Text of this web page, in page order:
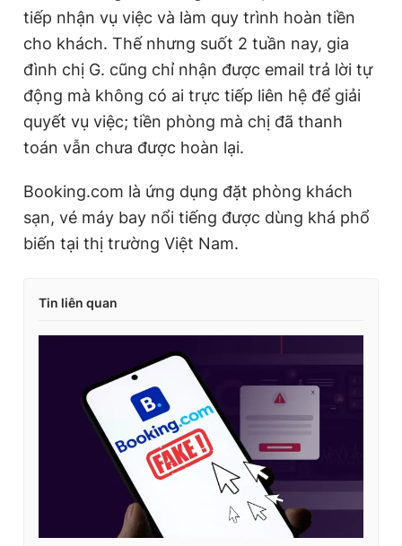
tiếp nhận vụ việc và làm quy trình hoàn tiền
cho khách. Thế nhưng suốt 2 tuần nay, gia
đình chị G. cũng chỉ nhận được email trả lời tự
động mà không có ai trực tiếp liên hệ để giải
quyết vụ việc; tiền phòng mà chị đã thanh
toán vẫn chưa được hoàn lại.
Booking.com là ứng dụng đặt phòng khách
sạn, vé máy bay nổi tiếng được dùng khá phổ
biến tại thị trường Việt Nam.
Tin liên quan